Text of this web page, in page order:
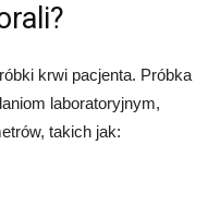
krwi pacjenta. Próbka
laboratoryjnym,
takich jak: